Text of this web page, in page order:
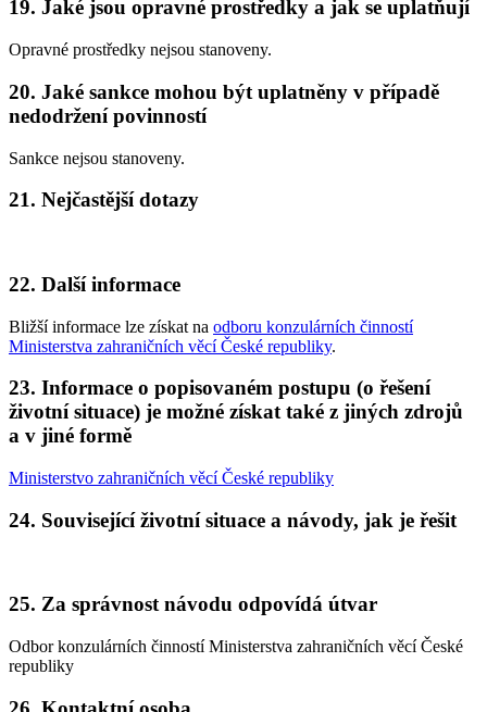
19. Jaké jsou opravné prostředky a jak se uplatňují
Opravné prostředky nejsou stanoveny.
20. Jaké sankce mohou být uplatněny v případě
nedodržení povinností
Sankce nejsou stanoveny.
21. Nejčastější dotazy
22. Další informace
Bližší informace lze získat na odboru konzulárních činností
Ministerstva zahraničních věcí České republiky.
23. Informace o popisovaném postupu (o řešení
životní situace) je možné získat také z jiných zdrojů
a v jiné formě
Ministerstvo zahraničních věcí České republiky
24. Související životní situace a návody, jak je řešit
25. Za správnost návodu odpovídá útvar
Odbor konzulárních činností Ministerstva zahraničních věcí České
republiky